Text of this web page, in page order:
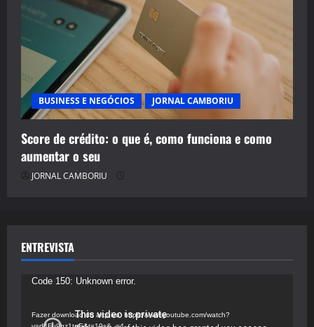
BUSINESS E NEGÓCIOS JORNAL CAMBORIU
Score de crédito: o que é, como funciona e como
aumentar o seu
JORNAL CAMBORIU
ENTREVISTA
Tocador
vídeo
Code 150: Unknown error.
Fazer download do arquivo: https://www.youtube.com/watch?